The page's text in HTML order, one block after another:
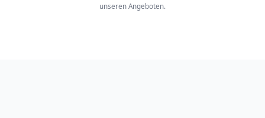
unseren Angeboten.